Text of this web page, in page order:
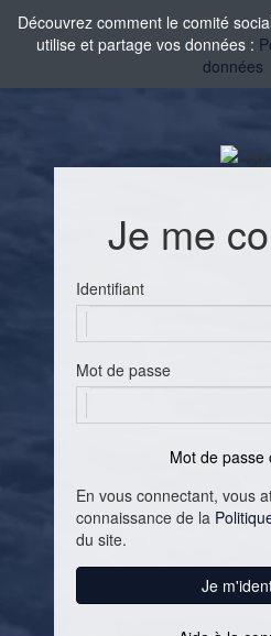
Découvrez comment le comité
utilise et partage vos données :
données
Je me
Identifiant
Mot de passe
Mot de passe
En vous connectant, vous
connaissance de la
du site.
Je